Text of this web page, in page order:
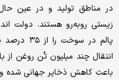
در مناطق تولید و در عین
زیستی روبه‌رو هستند. دولت
انتقال چند میلیون تُن روغن از
باعث کاهش ذخایر جهانی شده و